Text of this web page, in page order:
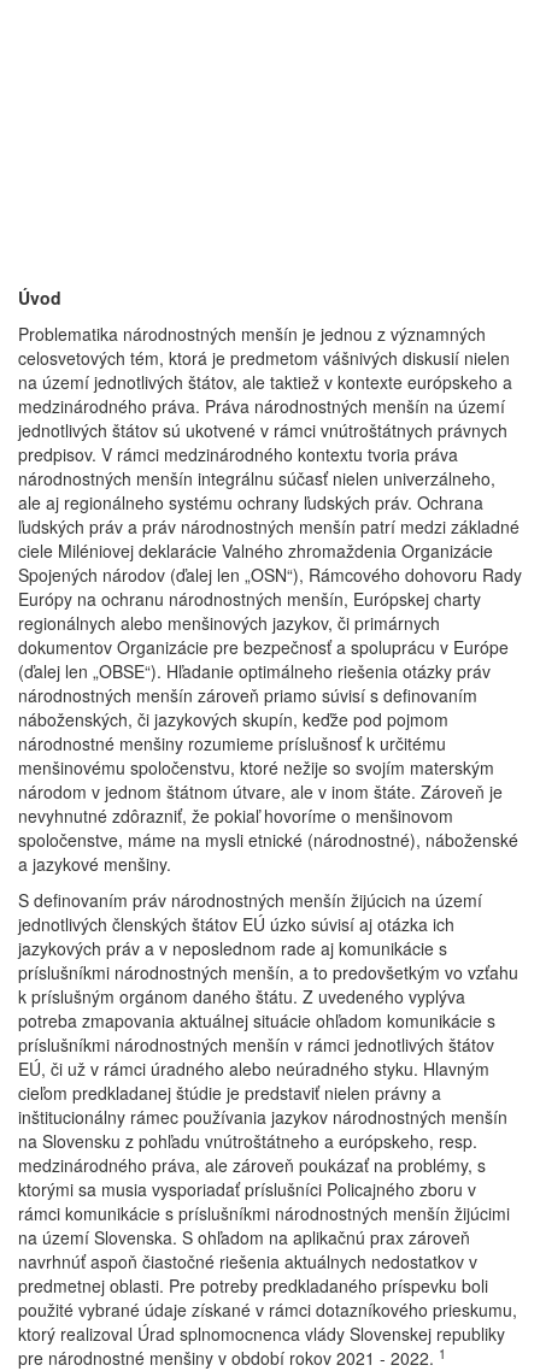
Úvod
Problematika národnostných menšín je jednou z významných
celosvetových tém, ktorá je predmetom vášnivých diskusií nielen
na území jednotlivých štátov, ale taktiež v kontexte európskeho a
medzinárodného práva. Práva národnostných menšín na území
jednotlivých štátov sú ukotvené v rámci vnútroštátnych právnych
predpisov. V rámci medzinárodného kontextu tvoria práva
národnostných menšín integrálnu súčasť nielen univerzálneho,
ale aj regionálneho systému ochrany ľudských práv. Ochrana
ľudských práv a práv národnostných menšín patrí medzi základné
ciele Miléniovej deklarácie Valného zhromaždenia Organizácie
Spojených národov (ďalej len „OSN“), Rámcového dohovoru Rady
Európy na ochranu národnostných menšín, Európskej charty
regionálnych alebo menšinových jazykov, či primárnych
dokumentov Organizácie pre bezpečnosť a spoluprácu v Európe
(ďalej len „OBSE“). Hľadanie optimálneho riešenia otázky práv
národnostných menšín zároveň priamo súvisí s definovaním
náboženských, či jazykových skupín, keďže pod pojmom
národnostné menšiny rozumieme príslušnosť k určitému
menšinovému spoločenstvu, ktoré nežije so svojím materským
národom v jednom štátnom útvare, ale v inom štáte. Zároveň je
nevyhnutné zdôrazniť, že pokiaľ hovoríme o menšinovom
spoločenstve, máme na mysli etnické (národnostné), náboženské
a jazykové menšiny.
S definovaním práv národnostných menšín žijúcich na území
jednotlivých členských štátov EÚ úzko súvisí aj otázka ich
jazykových práv a v neposlednom rade aj komunikácie s
príslušníkmi národnostných menšín, a to predovšetkým vo vzťahu
k príslušným orgánom daného štátu. Z uvedeného vyplýva
potreba zmapovania aktuálnej situácie ohľadom komunikácie s
príslušníkmi národnostných menšín v rámci jednotlivých štátov
EÚ, či už v rámci úradného alebo neúradného styku. Hlavným
cieľom predkladanej štúdie je predstaviť nielen právny a
inštitucionálny rámec používania jazykov národnostných menšín
na Slovensku z pohľadu vnútroštátneho a európskeho, resp.
medzinárodného práva, ale zároveň poukázať na problémy, s
ktorými sa musia vysporiadať príslušníci Policajného zboru v
rámci komunikácie s príslušníkmi národnostných menšín žijúcimi
na území Slovenska. S ohľadom na aplikačnú prax zároveň
navrhnúť aspoň čiastočné riešenia aktuálnych nedostatkov v
predmetnej oblasti. Pre potreby predkladaného príspevku boli
použité vybrané údaje získané v rámci dotazníkového prieskumu,
ktorý realizoval Úrad splnomocnenca vlády Slovenskej republiky
pre národnostné menšiny v období rokov 2021 - 2022. 1